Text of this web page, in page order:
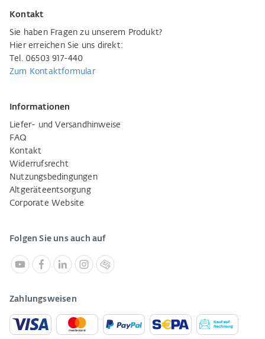
Kontakt
Sie haben Fragen zu unserem Produkt?
Hier erreichen Sie uns direkt:
Tel. 06503 917-440
Zum Kontaktformular
Informationen
Liefer- und Versandhinweise
FAQ
Kontakt
Widerrufsrecht
Nutzungsbedingungen
Altgeräteentsorgung
Corporate Website
Folgen Sie uns auch auf
Zahlungsweisen